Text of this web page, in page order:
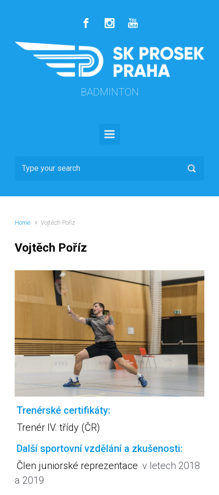
BADMINTON
Home Vojtěch Poříz
Vojtěch Poříz
Trenérské certifikáty:
Trenér IV. třídy (ČR)
Další sportovní vzdělání a zkušenosti:
Člen juniorské reprezentace v letech 2018
a 2019